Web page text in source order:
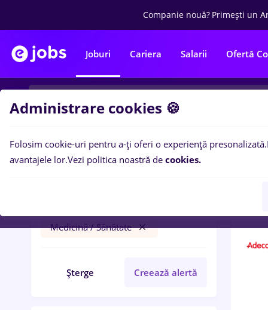
Companie nouă? Primești un
Joburi Cariera Salarii Ofertă
Filtre
Medicină / Sănătate
Șterge Creează alertă
1loc
Administrare cookies 🍪
Folosim cookie-uri pentru a-ți oferi o experiență presonalizată.
avantajele lor.Vezi politica noastră de cookies.